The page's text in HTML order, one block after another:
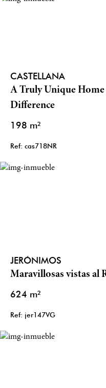
CASTELLANA
A Truly Unique
Difference
198 m²
Ref: cas718NR
JERÓNIMOS
Maravillosas vistas al
624 m²
Ref: jer147VG